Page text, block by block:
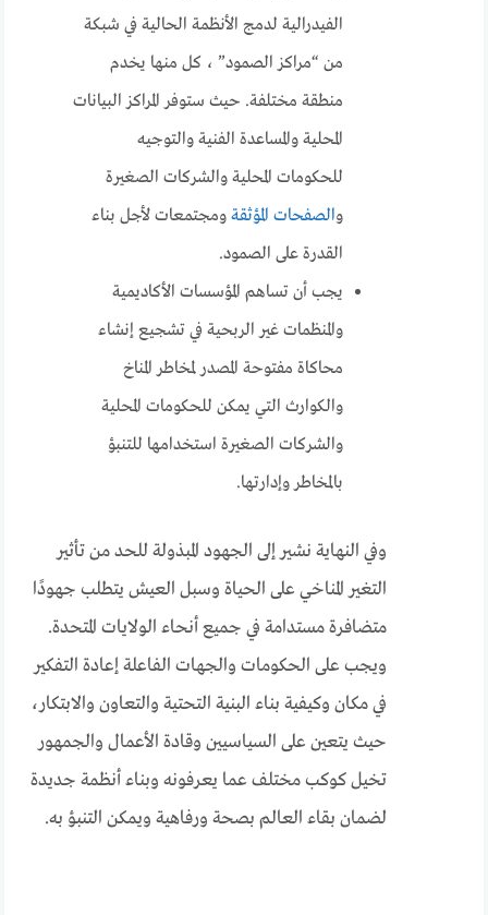
الفيدرالية لدمج الأنظمة الحالية في شبكة
من “مراكز الصمود” ، كل منها يخدم
منطقة مختلفة. حيث ستوفر المراكز البيانات
المحلية والمساعدة الفنية والتوجيه
للحكومات المحلية والشركات الصغيرة
والصفحات المؤثقة ومجتمعات لأجل بناء
القدرة على الصمود.
يجب أن تساهم المؤسسات الأكاديمية
والمنظمات غير الربحية في تشجيع إنشاء
محاكاة مفتوحة المصدر لمخاطر المناخ
والكوارث التي يمكن للحكومات المحلية
والشركات الصغيرة استخدامها للتنبؤ
بالمخاطر وإدارتها.
وفي النهاية نشير إلى الجهود المبذولة للحد من تأثير
التغير المناخي على الحياة وسبل العيش يتطلب جهودًا
متضافرة مستدامة في جميع أنحاء الولايات المتحدة.
ويجب على الحكومات والجهات الفاعلة إعادة التفكير
في مكان وكيفية بناء البنية التحتية والتعاون والابتكار،
حيث يتعين على السياسيين وقادة الأعمال والجمهور
تخيل كوكب مختلف عما يعرفونه وبناء أنظمة جديدة
لضمان بقاء العالم بصحة ورفاهية ويمكن التنبؤ به.